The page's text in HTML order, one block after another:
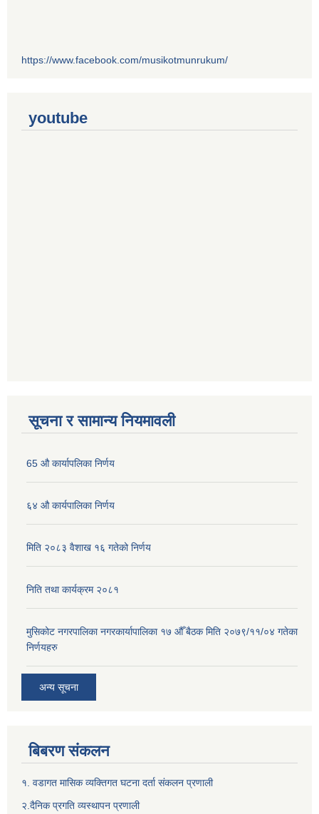
https://www.facebook.com/musikotmunrukum/
youtube
सूचना र सामान्य नियमावली
65 औ कार्यापलिका निर्णय
६४ औ कार्यपालिका निर्णय
मिति २०८३ वैशाख १६ गतेको निर्णय
निति तथा कार्यक्रम २०८१
मुसिकोट नगरपालिका नगरकार्यापालिका १७ औँ बैठक मिति २०७९/११/०४ गतेका
निर्णयहरु
अन्य सूचना
बिबरण संकलन
१. वडागत मासिक व्यक्तिगत घटना दर्ता संकलन प्रणाली
२.दैनिक प्रगति व्यस्थापन प्रणाली